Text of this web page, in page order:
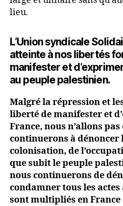
lieu.
L’Union syndicale
atteinte à nos libertés
manifester et
au peuple palestinien.
Malgré la répression et
liberté de manifester et
France, nous n’allons
continuerons à dénoncer
colonisation, de
que subit le peuple
nous continuerons de
condamner tous les
sont multipliés en